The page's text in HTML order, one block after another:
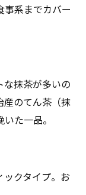
事系までカバー
な抹茶が多いの
産のてん茶（抹
た一品。
ックタイプ。お